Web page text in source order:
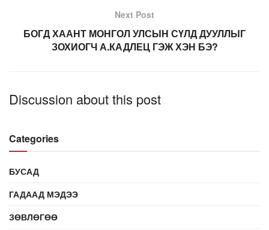
Next Post
БОГД ХААНТ МОНГОЛ УЛСЫН СҮЛД ДУУЛЛЫГ
ЗОХИОГЧ А.КАДЛЕЦ ГЭЖ ХЭН БЭ?
Discussion about this post
Categories
БУСАД
ГАДААД МЭДЭЭ
ЗӨВЛӨГӨӨ